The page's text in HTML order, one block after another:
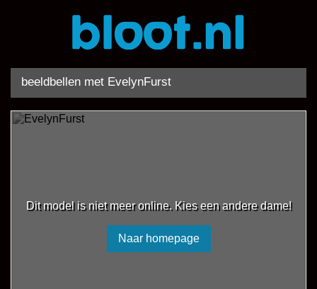
beeldbellen met EvelynFurst
Dit model is niet meer online. Kies een andere dame!
Naar homepage